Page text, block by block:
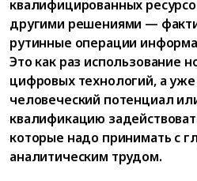
квалифицированных
другими решениями —
рутинные операции
Это как раз использование
цифровых технологий, а
человеческий потенциал
квалификацию
которые надо принимать с
аналитическим трудом.